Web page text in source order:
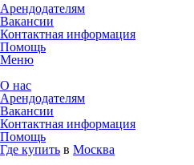
Арендодателям
Вакансии
Контактная информация
Помощь
Меню
О нас
Арендодателям
Вакансии
Контактная информация
Помощь
Где купить в Москва